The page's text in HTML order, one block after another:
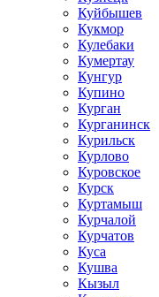
Куйбышев
Кукмор
Кулебаки
Кумертау
Кунгур
Купино
Курган
Курганинск
Курильск
Курлово
Куровское
Курск
Куртамыш
Курчалой
Курчатов
Куса
Кушва
Кызыл